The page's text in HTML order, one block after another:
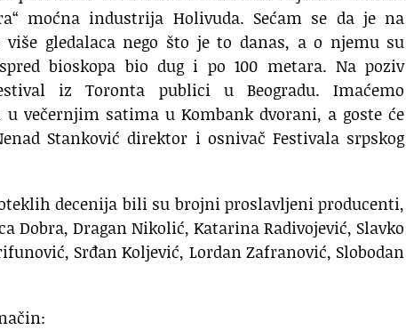
moćna industrija Holivuda. Sećam se da je na
gledalaca nego što je to danas, a o njemu su
bioskopa bio dug i po 100 metara. Na poziv
iz Toronta publici u Beogradu. Imaćemo
večernjim satima u Kombank dvorani, a goste će
Stanković direktor i osnivač Festivala srpskog
decenija bili su brojni proslavljeni producenti,
Dobra, Dragan Nikolić, Katarina Radivojević, Slavko
Srđan Koljević, Lordan Zafranović, Slobodan